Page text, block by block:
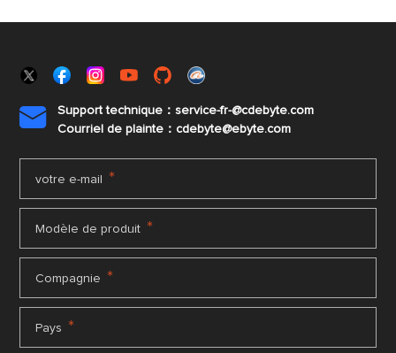

Support technique：service-fr-@cdebyte.com
Courriel de plainte：cdebyte@ebyte.com
votre e-mail *
Modèle de produit *
Compagnie *
Pays *